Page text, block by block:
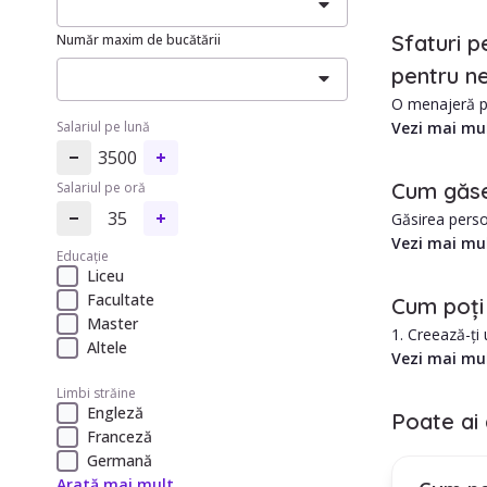
Număr maxim de bucătării
Salariul pe lună
3500
Salariul pe oră
35
Educație
Liceu
Facultate
Master
Altele
Limbi străine
Engleză
Franceză
Germană
Sfaturi
pentru
O menajeră
2. Îngrijire
Vezi mai
Cum
Găsirea
în Reghin
3. Cum ar
4. Se poate
5. Care este
7. Care este
8.
10.
Vezi mai
Cum
1. Creează-ți
2.
Plătești un
Vezi mai
Poate ai